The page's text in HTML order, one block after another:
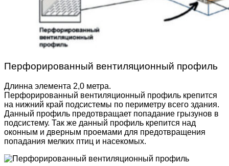
Перфорированный вентиляционный профиль
Длинна элемента 2,0 метра.
Перфорированный вентиляционный профиль крепится
на нижний край подсистемы по периметру всего здания.
Данный профиль предотвращает попадание грызунов в
подсистему. Так же данный профиль крепится над
оконным и дверным проемами для предотвращения
попадания мелких птиц и насекомых.